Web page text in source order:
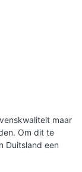
maar
Om dit te
Duitsland een